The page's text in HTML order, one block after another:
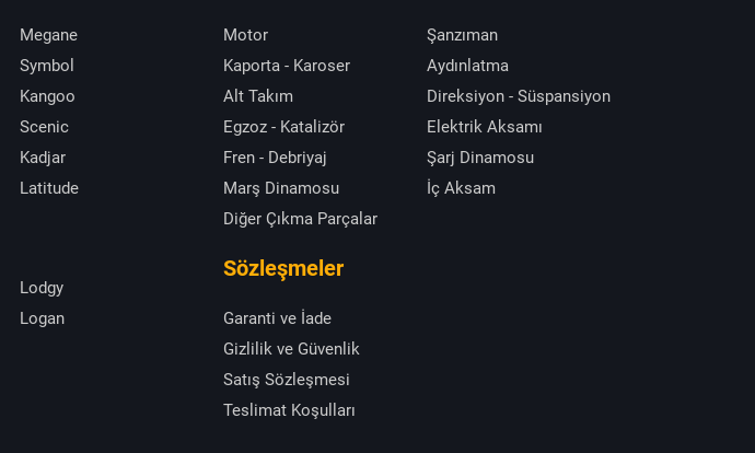
Megane
Symbol
Kangoo
Scenic
Kadjar
Latitude
Lodgy
Logan
Motor
Şanzıman
Kaporta - Karoser
Aydınlatma
Alt Takım
Direksiyon - Süspansiyon
Egzoz - Katalizör
Elektrik Aksamı
Fren - Debriyaj
Şarj Dinamosu
Marş Dinamosu
İç Aksam
Diğer Çıkma Parçalar
Sözleşmeler
Garanti ve İade
Gizlilik ve Güvenlik
Satış Sözleşmesi
Teslimat Koşulları